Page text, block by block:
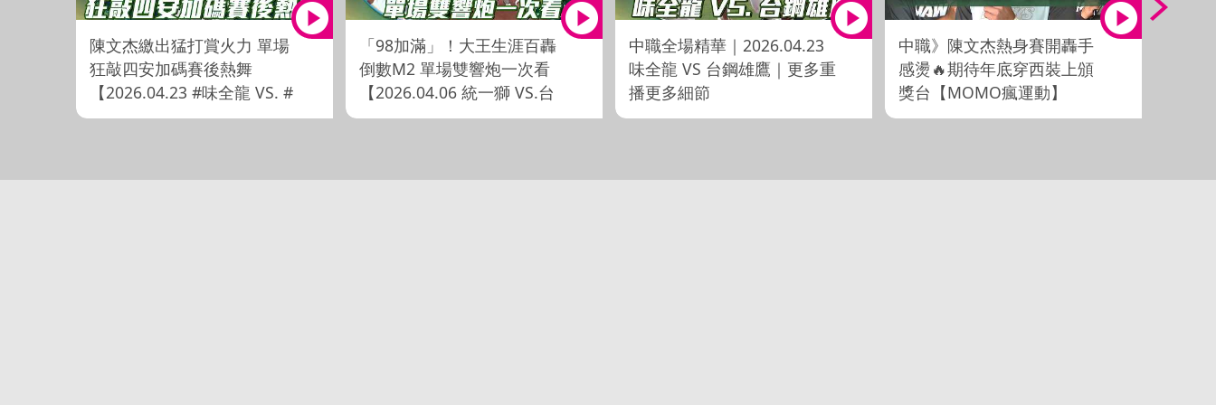
陳文杰繳出猛打賞火力 單場
狂敲四安加碼賽後熱舞
【2026.04.23 #味全龍 VS. #
台鋼雄鷹】
「98加滿」！大王生涯百轟
倒數M2 單場雙響炮一次看
【2026.04.06 統一獅 VS.台
鋼雄鷹】
中職全場精華｜2026.04.23
味全龍 VS 台鋼雄鷹｜更多重
播更多細節
中職》陳文杰熱身賽開轟手
感燙🔥期待年底穿西裝上頒
獎台【MOMO瘋運動】